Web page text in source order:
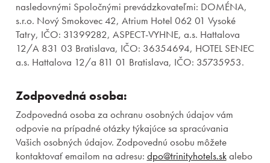
nasledovnými Spoločnými prevádzkovateľmi: DOMÉNA,
s.r.o. Nový Smokovec 42, Atrium Hotel 062 01 Vysoké
Tatry, IČO: 31399282, ASPECT-VYHNE, a.s. Hattalova
12/A 831 03 Bratislava, IČO: 36354694, HOTEL SENEC
a.s. Hattalova 12/a 811 01 Bratislava, IČO: 35735953.
Zodpovedná osoba:
Zodpovedná osoba za ochranu osobných údajov vám
odpovie na prípadné otázky týkajúce sa spracúvania
Vašich osobných údajov. Zodpovednú osobu môžete
kontaktovať emailom na adresu: dpo@trinityhotels.skalebo